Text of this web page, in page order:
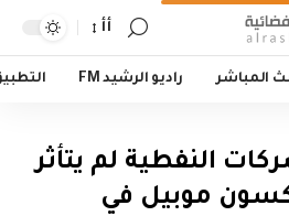
أأ
المباشر راديو الرشيد FM
النفطية لم يتأثر
موبيل في